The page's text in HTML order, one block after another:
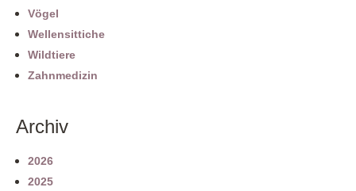
Vögel
Wellensittiche
Wildtiere
Zahnmedizin
Archiv
2026
2025